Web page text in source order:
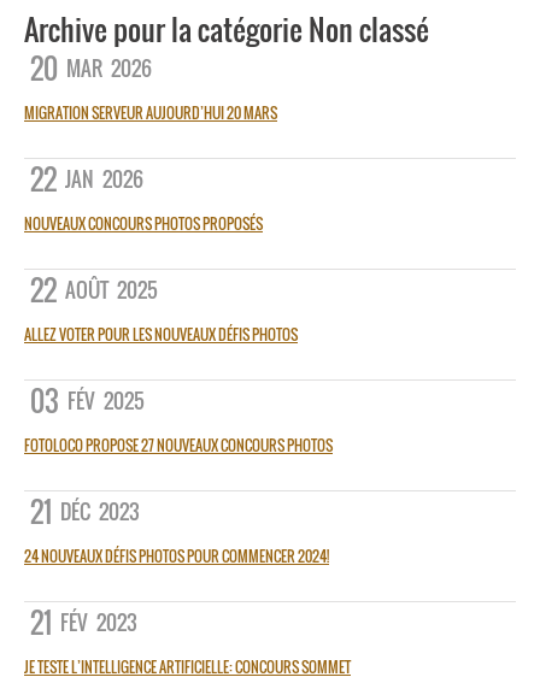
Archive pour la catégorie Non classé
20 MAR 2026
MIGRATION SERVEUR AUJOURD’HUI 20 MARS
22 JAN 2026
NOUVEAUX CONCOURS PHOTOS PROPOSÉS
22 AOÛT 2025
ALLEZ VOTER POUR LES NOUVEAUX DÉFIS PHOTOS
03 FÉV 2025
FOTOLOCO PROPOSE 27 NOUVEAUX CONCOURS PHOTOS
21 DÉC 2023
24 NOUVEAUX DÉFIS PHOTOS POUR COMMENCER 2024!
21 FÉV 2023
JE TESTE L’INTELLIGENCE ARTIFICIELLE: CONCOURS SOMMET